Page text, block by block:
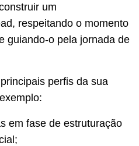
um
respeitando o momento
guiando-o pela jornada de
perfis da sua
em fase de estruturação